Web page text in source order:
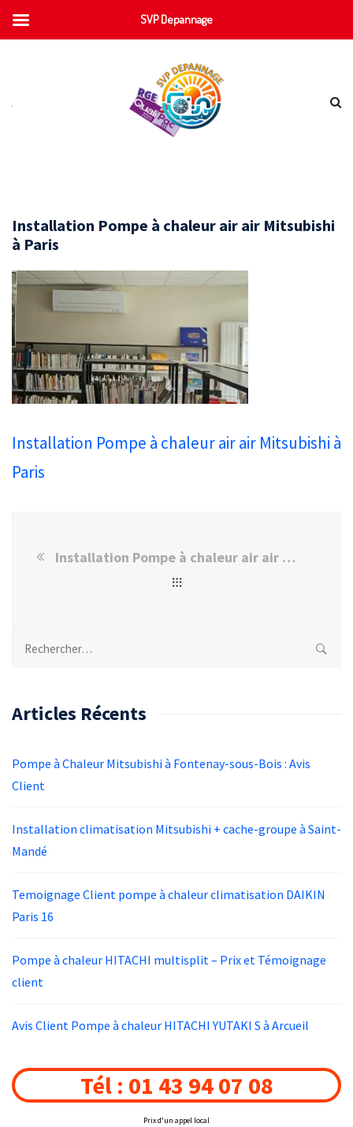
Installation Pompe à chaleur air air Mitsubishi
à Paris
Installation Pompe à chaleur air air Mitsubishi à
Paris
Installation Pompe à chaleur air air Mitsubishi à Paris
Rechercher :
Articles Récents
Pompe à Chaleur Mitsubishi à Fontenay-sous-Bois : Avis
Client
Installation climatisation Mitsubishi + cache-groupe à Saint-
Mandé
Temoignage Client pompe à chaleur climatisation DAIKIN
Paris 16
Pompe à chaleur HITACHI multisplit – Prix et Témoignage
client
Avis Client Pompe à chaleur HITACHI YUTAKI S à Arcueil
Tél : 01 43 94 07 08
Prix d'un appel local
SVP Depannage